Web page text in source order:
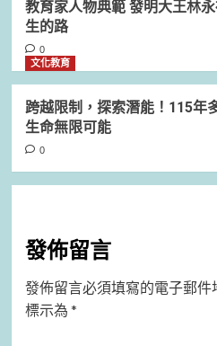
教育家人物典範 發明大王林
生的路
0
文化教育
跨越限制，探索潛能！115年
生命無限可能
0
發佈留言
發佈留言必須填寫的電子郵件
標示為 *